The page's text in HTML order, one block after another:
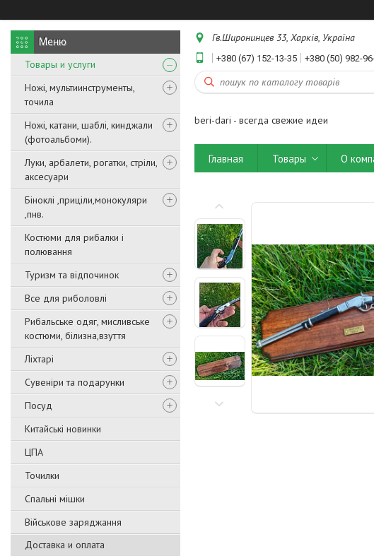
Товары и услуги
Ножі, мультиинструменты,
точила
Ножі, катани, шаблі, кинджали
(фотоальбоми).
Луки, арбалети, рогатки, стріли,
аксесуари
Біноклі ,приціли,монокуляри
,пнв.
Костюми для рибалки і
полювання
Туризм та відпочинок
Все для риболовлі
Рибальське одяг, мисливське
костюми, білизна,взуття
Ліхтарі
Сувеніри та подарунки
Посуд
Китайські новинки
ЦПА
Точилки
Спальні мішки
Військове заряджання
Доставка и оплата
Гв.Широнинцев 33, Харків, Україна
+380 (67) 152-13-35 +380 (50) 982-
beri-dari - всегда свежие идеи
Главная Товары О